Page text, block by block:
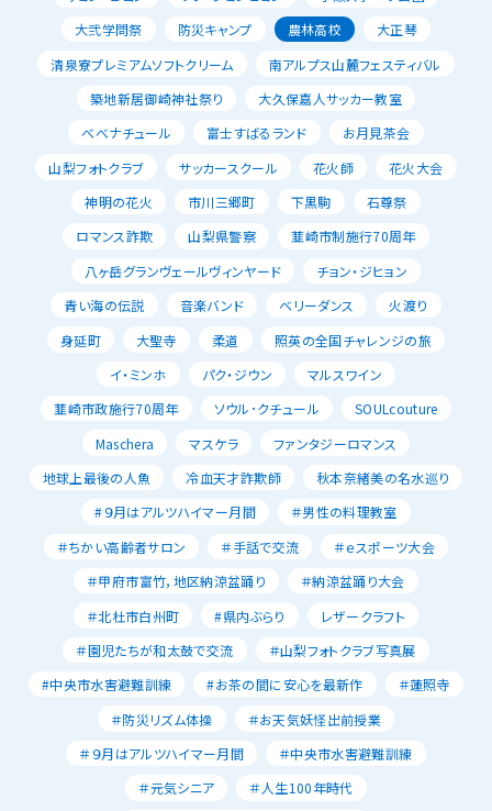
大弐学問祭
防災キャンプ 農林高校
大正琴
清泉寮プレミアムソフトクリーム
南アルプス山麓フェスティバル
築地新居御崎神社祭り
大久保嘉人サッカー教室
べべナチュール
富士すばるランド
お月見茶会
山梨フォトクラブ
サッカースクール 花火師
花火大会
神明の花火
市川三郷町 下黒駒
石尊祭
ロマンス詐欺
山梨県警察
韮崎市制施行70周年
八ヶ岳グランヴェールヴィンヤード
チョン・ジヒョン
青い海の伝説
音楽バンド ベリーダンス
火渡り
身延町
大聖寺 柔道
照英の全国チャレンジの旅
イ・ミンホ
パク・ジウン
マルスワイン
韮崎市政施行70周年
ソウル･クチュール
SOULcouture
Maschera
マスケラ
ファンタジーロマンス
地球上最後の人魚
冷血天才詐欺師
秋本奈緒美の名水巡り
#９月はアルツハイマー月間
＃男性の料理教室
＃ちかい高齢者サロン
＃手話で交流
＃ｅスポーツ大会
＃甲府市富竹，地区納涼盆踊り
＃納涼盆踊り大会
＃北杜市白州町
#県内ぶらり
レザークラフト
＃園児たちが和太鼓で交流
＃山梨フォトクラブ写真展
#中央市水害避難訓練
#お茶の間に安心を最新作
＃蓮照寺
＃防災リズム体操
＃お天気妖怪出前授業
＃９月はアルツハイマー月間
＃中央市水害避難訓練
＃元気シニア
＃人生100年時代